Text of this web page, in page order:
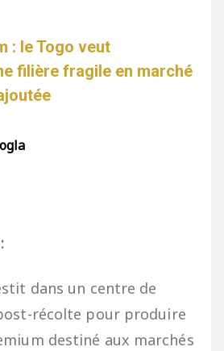
: le Togo veut
filière fragile en marché
dans un centre de
récolte pour produire
destiné aux marchés